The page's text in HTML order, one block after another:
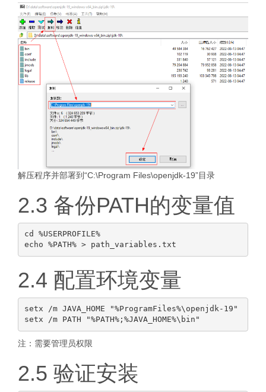
解压程序并部署到“C:\Program Files\openjdk-19”目录
2.3 备份PATH的变量值
cd %USERPROFILE%
2.4 配置环境变量
setx /m JAVA_HOME "%ProgramFiles%\openjdk-19"
注：需要管理员权限
2.5 验证安装